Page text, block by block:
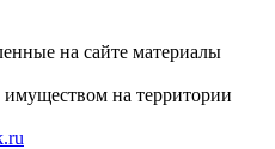
на сайте материалы
на территории